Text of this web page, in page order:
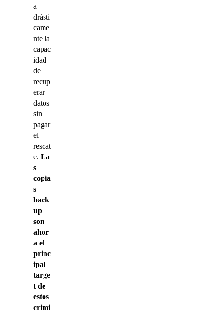
a
drásti
came
nte la
capac
idad
de
recup
erar
datos
sin
pagar
el
rescat
e. La
s
copia
s
back
up
son
ahor
a el
princ
ipal
targe
t de
estos
crimi